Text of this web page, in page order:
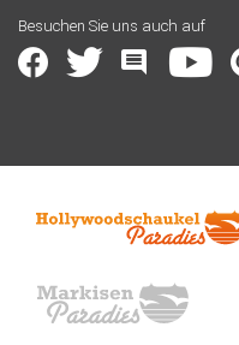
Besuchen Sie uns auch auf